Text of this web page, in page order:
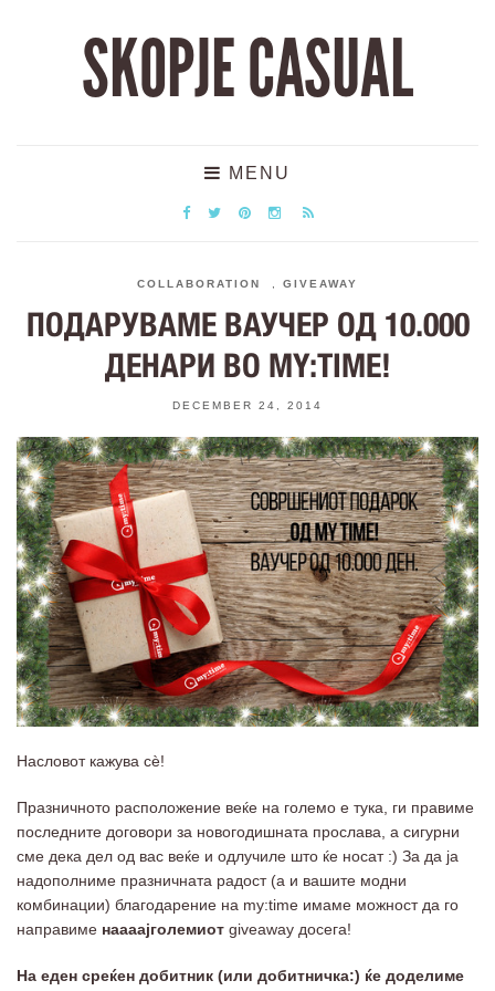
SKOPJE CASUAL
MENU
COLLABORATION GIVEAWAY
ПОДАРУВАМЕ ВАУЧЕР ОД 10.000
ДЕНАРИ ВО MY:TIME!
DECEMBER 24, 2014
Насловот кажува сѐ!
Празничното расположение веќе на големо е тука, ги правиме
последните договори за новогодишната прослава, а сигурни
сме дека дел од вас веќе и одлучиле што ќе носат :) За да ја
надополниме празничната радост (а и вашите модни
комбинации) благодарение на my:time имаме можност да го
направиме наааајголемиот giveaway досега!
На еден среќен добитник (или добитничка:) ќе доделиме